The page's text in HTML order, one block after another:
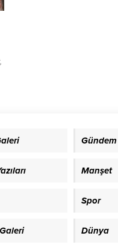
Gündem
Manşet
Spor
Dünya